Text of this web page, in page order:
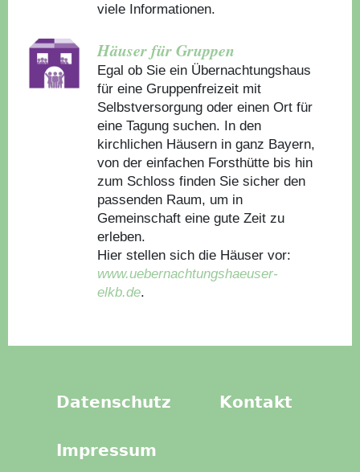
viele Informationen.
Häuser für Gruppen
Egal ob Sie ein Übernachtungshaus
für eine Gruppenfreizeit mit
Selbstversorgung oder einen Ort für
eine Tagung suchen. In den
kirchlichen Häusern in ganz Bayern,
von der einfachen Forsthütte bis hin
zum Schloss finden Sie sicher den
passenden Raum, um in
Gemeinschaft eine gute Zeit zu
erleben.
Hier stellen sich die Häuser vor:
www.uebernachtungshaeuser-
elkb.de.
Datenschutz Kontakt
Impressum